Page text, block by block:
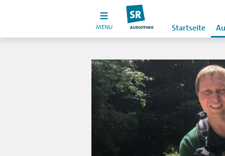
MENU Startseite